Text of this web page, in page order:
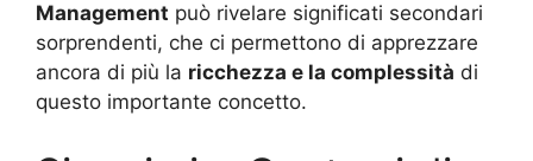
Management può rivelare significati secondari
sorprendenti, che ci permettono di apprezzare
ancora di più la ricchezza e la complessità di
questo importante concetto.